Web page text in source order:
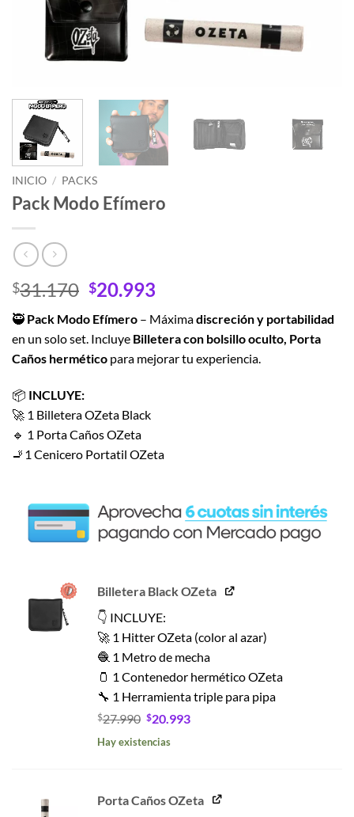
INICIO / PACKS
Pack Modo Efímero
$31.170 El
original
era:
$31.170.
$20.993
actual
es:
$20.993.
🥷 Pack Modo Efímero – Máximadiscreción y portabilidad
en un solo set. Incluye Billetera con bolsillo oculto, Porta
Caños hermético para mejorar tu experiencia.
📦 INCLUYE:
🚀 1 Billetera OZeta Black
🔹 1 Porta Caños OZeta
🚬1 Cenicero Portatil OZeta
Billetera Black OZeta
👇 INCLUYE:
🚀 1 Hitter OZeta (color al azar)
🧶 1 Metro de mecha
🫙 1 Contenedor hermético OZeta
🔧 1 Herramienta triple para pipa
$27.990 El
original
$20.993El
Hay existencias
Porta Caños OZeta